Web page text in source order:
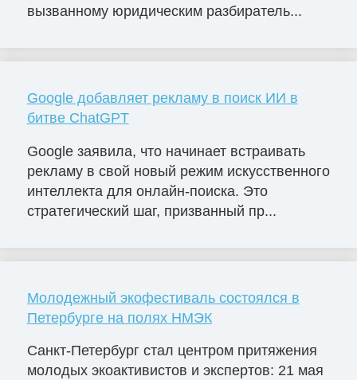
вызванному юридическим разбиратель...
Google добавляет рекламу в поиск ИИ в
битве ChatGPT
Google заявила, что начинает встраивать
рекламу в свой новый режим искусственного
интеллекта для онлайн-поиска. Это
стратегический шаг, призванный пр...
Молодежный экофестиваль состоялся в
Петербурге на полях НМЭК
Санкт-Петербург стал центром притяжения
молодых экоактивистов и экспертов: 21 мая